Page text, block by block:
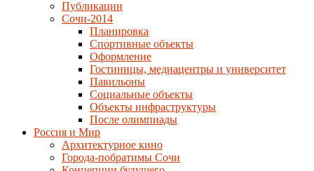
Публикации
Сочи-2014
Планировка
Спортивные объекты
Оформление
Гостиницы, медиацентры и университет
Павильоны
Социальные объекты
Объекты инфраструктуры
После олимпиады
Россия и Мир
Архитектурное кино
Города-побратимы Сочи